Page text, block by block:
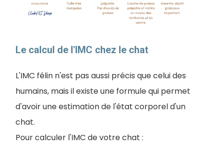
Le calcul de l'IMC chez le chat
L'IMC félin n'est pas aussi précis que celui des
humains, mais il existe une formule qui permet
d'avoir une estimation de l'état corporel d'un
chat.
Pour calculer l'IMC de votre chat :